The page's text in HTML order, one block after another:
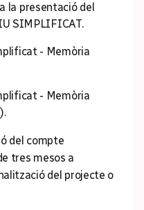
la presentació del
SIMPLIFICAT.
- Memòria
- Memòria
).
del compte
tres mesos a
del projecte o